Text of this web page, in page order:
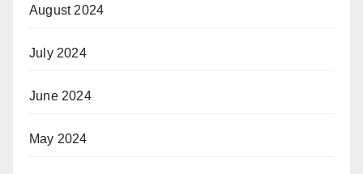
August 2024
July 2024
June 2024
May 2024